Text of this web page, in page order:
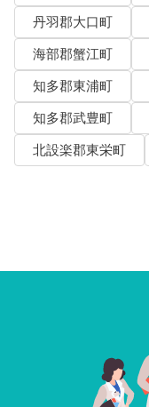
丹羽郡大口町
海部郡蟹江町
知多郡東浦町
知多郡武豊町
北設楽郡東栄町